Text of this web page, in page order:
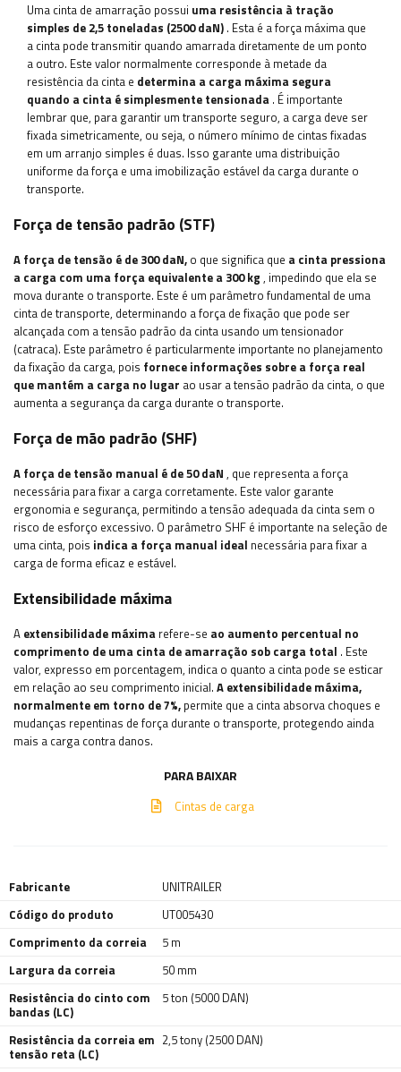
Uma cinta de amarração possui uma resistência à tração
simples de 2,5 toneladas (2500 daN) . Esta é a força máxima que
a cinta pode transmitir quando amarrada diretamente de um ponto
a outro. Este valor normalmente corresponde à metade da
resistência da cinta e determina a carga máxima segura
quando a cinta é simplesmente tensionada . É importante
lembrar que, para garantir um transporte seguro, a carga deve ser
fixada simetricamente, ou seja, o número mínimo de cintas fixadas
em um arranjo simples é duas. Isso garante uma distribuição
uniforme da força e uma imobilização estável da carga durante o
transporte.
Força de tensão padrão (STF)
A força de tensão é de 300 daN, o que significa que a cinta pressiona
a carga com uma força equivalente a 300 kg , impedindo que ela se
mova durante o transporte. Este é um parâmetro fundamental de uma
cinta de transporte, determinando a força de fixação que pode ser
alcançada com a tensão padrão da cinta usando um tensionador
(catraca). Este parâmetro é particularmente importante no planejamento
da fixação da carga, pois fornece informações sobre a força real
que mantém a carga no lugar ao usar a tensão padrão da cinta, o que
aumenta a segurança da carga durante o transporte.
Força de mão padrão (SHF)
A força de tensão manual é de 50 daN , que representa a força
necessária para fixar a carga corretamente. Este valor garante
ergonomia e segurança, permitindo a tensão adequada da cinta sem o
risco de esforço excessivo. O parâmetro SHF é importante na seleção de
uma cinta, pois indica a força manual ideal necessária para fixar a
carga de forma eficaz e estável.
Extensibilidade máxima
A extensibilidade máxima refere-se ao aumento percentual no
comprimento de uma cinta de amarração sob carga total . Este
valor, expresso em porcentagem, indica o quanto a cinta pode se esticar
em relação ao seu comprimento inicial. A extensibilidade máxima,
normalmente em torno de 7%, permite que a cinta absorva choques e
mudanças repentinas de força durante o transporte, protegendo ainda
mais a carga contra danos.
PARA BAIXAR
Cintas de carga
Fabricante
UNITRAILER
Código do produto
UT005430
Comprimento da correia
5 m
Largura da correia
50 mm
Resistência do cinto com
bandas (LC)
5 ton (5000 DAN)
Resistência da correia em
tensão reta (LC)
2,5 tony (2500 DAN)